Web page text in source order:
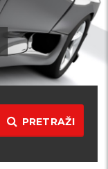
PRETRAŽI